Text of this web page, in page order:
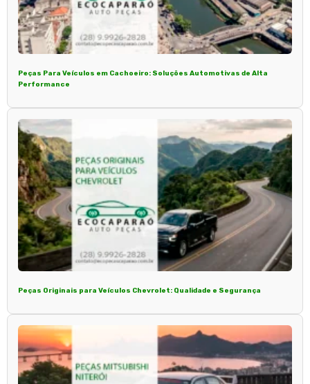
Peças Para Veículos em Cachoeiro: Soluções Automotivas de Alta
Performance
Peças Originais para Veículos Chevrolet: Qualidade e Segurança